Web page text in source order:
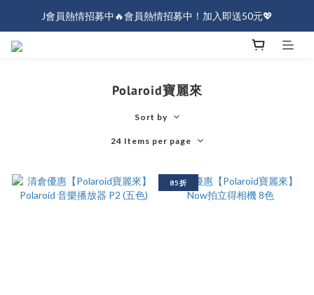
J會員熱情招募中🔥會員熱情招募中！加入即送50元💖
J會員熱情招募中🔥會員熱情招募中！加入即送50元💖
Polaroid寶麗來
Sort by
24 Items per page
85折